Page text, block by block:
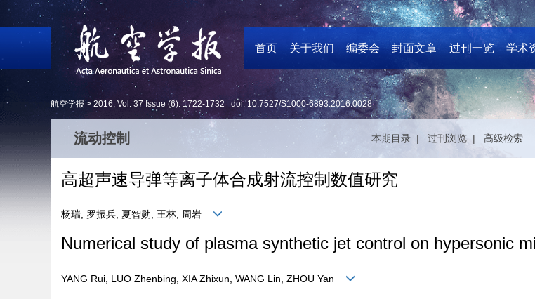
首页 关于我们 编委会 封面文章 过刊一览 学术
航空学报 > 2016, Vol. 37 Issue (6): 1722-1732 doi:10.7527/S1000-6893.2016.0028
流动控制 本期目录 | 过刊浏览 | 高级检索
高超声速导弹等离子体合成射流控制数值研究
杨瑞, 罗振兵, 夏智勋, 王林, 周岩
Numerical study of plasma synthetic jet control on hypersonic
YANG Rui, LUO Zhenbing, XIA Zhixun, WANG Lin, ZHOU Yan